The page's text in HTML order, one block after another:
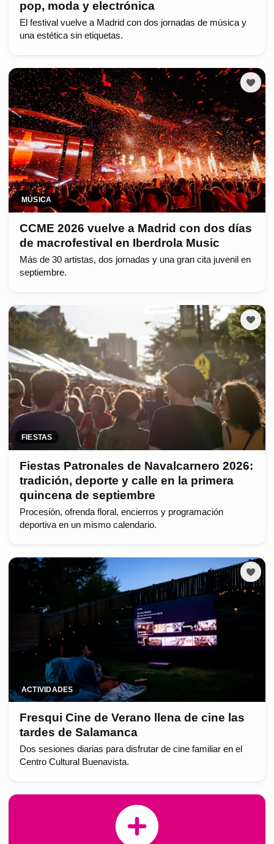
pop, moda y electrónica
El festival vuelve a Madrid con dos jornadas de música y
una estética sin etiquetas.
MÚSICA
CCME 2026 vuelve a Madrid con dos días
de macrofestival en Iberdrola Music
Más de 30 artistas, dos jornadas y una gran cita juvenil en
septiembre.
FIESTAS
Fiestas Patronales de Navalcarnero 2026:
tradición, deporte y calle en la primera
quincena de septiembre
Procesión, ofrenda floral, encierros y programación
deportiva en un mismo calendario.
ACTIVIDADES
Fresqui Cine de Verano llena de cine las
tardes de Salamanca
Dos sesiones diarias para disfrutar de cine familiar en el
Centro Cultural Buenavista.